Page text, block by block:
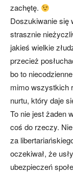
zachętę.
Doszukiwanie się
strasznie
jakieś wielkie
przecież
bo to
mimo wszystkich
nurtu, który daje
To nie jest żaden
coś do rzeczy.
za
oczekiwał, że
ubezpieczeń